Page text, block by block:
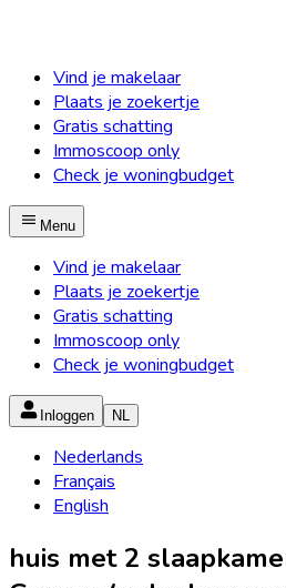
Vind je makelaar
Plaats je zoekertje
Gratis schatting
Immoscoop only
Check je woningbudget
Menu
Vind je makelaar
Plaats je zoekertje
Gratis schatting
Immoscoop only
Check je woningbudget
Inloggen NL
Nederlands
Français
English
huis met 2